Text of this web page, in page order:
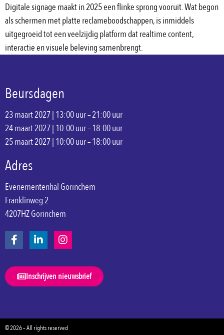
Digitale signage maakt in 2025 een flinke sprong vooruit. Wat begon
als schermen met platte reclameboodschappen, is inmiddels
uitgegroeid tot een veelzijdig platform dat realtime content,
interactie en visuele beleving samenbrengt.
Beursdagen
23 maart 2027 | 13:00 uur – 21:00 uur
24 maart 2027 | 10:00 uur – 18:00 uur
25 maart 2027 | 10:00 uur – 18:00 uur
Adres
Evenementenhal Gorinchem
Franklinweg 2
4207HZ Gorinchem
Inschrijven nieuwsbrief
© 2026 – All rights reserved